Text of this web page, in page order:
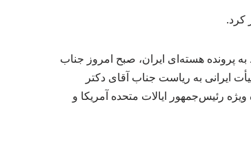
کرد.
پرونده هسته‌ای ایران، صبح امروز جناب
ایرانی به ریاست جناب آقای دکتر
رئیس‌جمهور ایالات متحده آمریکا و